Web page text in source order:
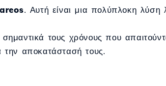
. Αυτή είναι μια πολύπλοκη λύση
τους χρόνους που
αποκατάστασή τους.